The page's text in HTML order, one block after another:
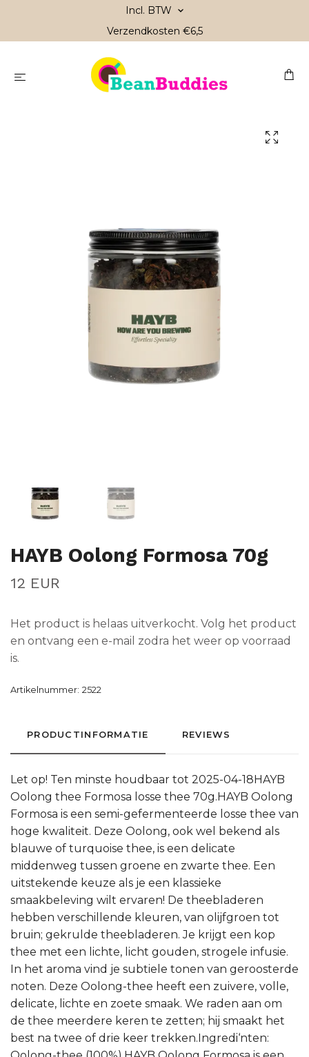
Incl. BTW
Verzendkosten €6,5
HAYB Oolong Formosa 70g
12 EUR
Het product is helaas uitverkocht. Volg het product
en ontvang een e-mail zodra het weer op voorraad
is.
Artikelnummer: 2522
PRODUCTINFORMATIE REVIEWS
Let op! Ten minste houdbaar tot 2025-04-18HAYB
Oolong thee Formosa losse thee 70g.HAYB Oolong
Formosa is een semi-gefermenteerde losse thee van
hoge kwaliteit. Deze Oolong, ook wel bekend als
blauwe of turquoise thee, is een delicate
middenweg tussen groene en zwarte thee. Een
uitstekende keuze als je een klassieke
smaakbeleving wilt ervaren! De theebladeren
hebben verschillende kleuren, van olijfgroen tot
bruin; gekrulde theebladeren. Je krijgt een kop
thee met een lichte, licht gouden, strogele infusie.
In het aroma vind je subtiele tonen van geroosterde
noten. Deze Oolong-thee heeft een zuivere, volle,
delicate, lichte en zoete smaak. We raden aan om
de thee meerdere keren te zetten; hij smaakt het
best na twee of drie keer trekken.Ingredi‘nten: